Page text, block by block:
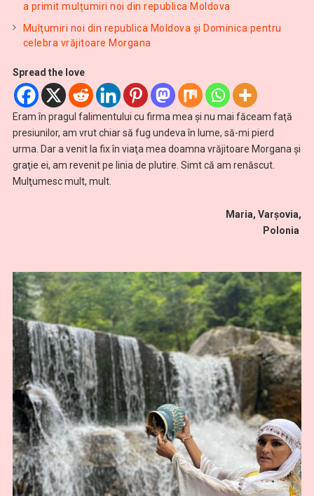
a primit mulțumiri noi din republica Moldova
Mulţumiri noi din republica Moldova și Dominica pentru
celebra vrăjitoare Morgana
Spread the love
Eram în pragul falimentului cu firma mea şi nu mai făceam faţă
presiunilor, am vrut chiar să fug undeva în lume, să-mi pierd
urma. Dar a venit la fix în viaţa mea doamna vrăjitoare Morgana şi
graţie ei, am revenit pe linia de plutire. Simt că am renăscut.
Mulţumesc mult, mult.
Maria, Varșovia,
Polonia